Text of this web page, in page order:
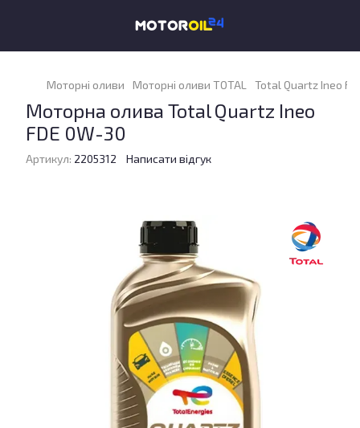
Моторні оливи Моторні оливи TOTAL Total Quartz Ineo
Моторна олива Total Quartz Ineo
FDE 0W-30
Артикул: 2205312 Написати відгук